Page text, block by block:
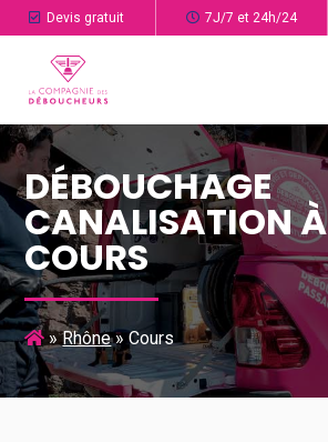
Devis gratuit 7J/7 et 24h/24
DÉBOUCHAGE
CANALISATION À
COURS
»Rhône»Cours